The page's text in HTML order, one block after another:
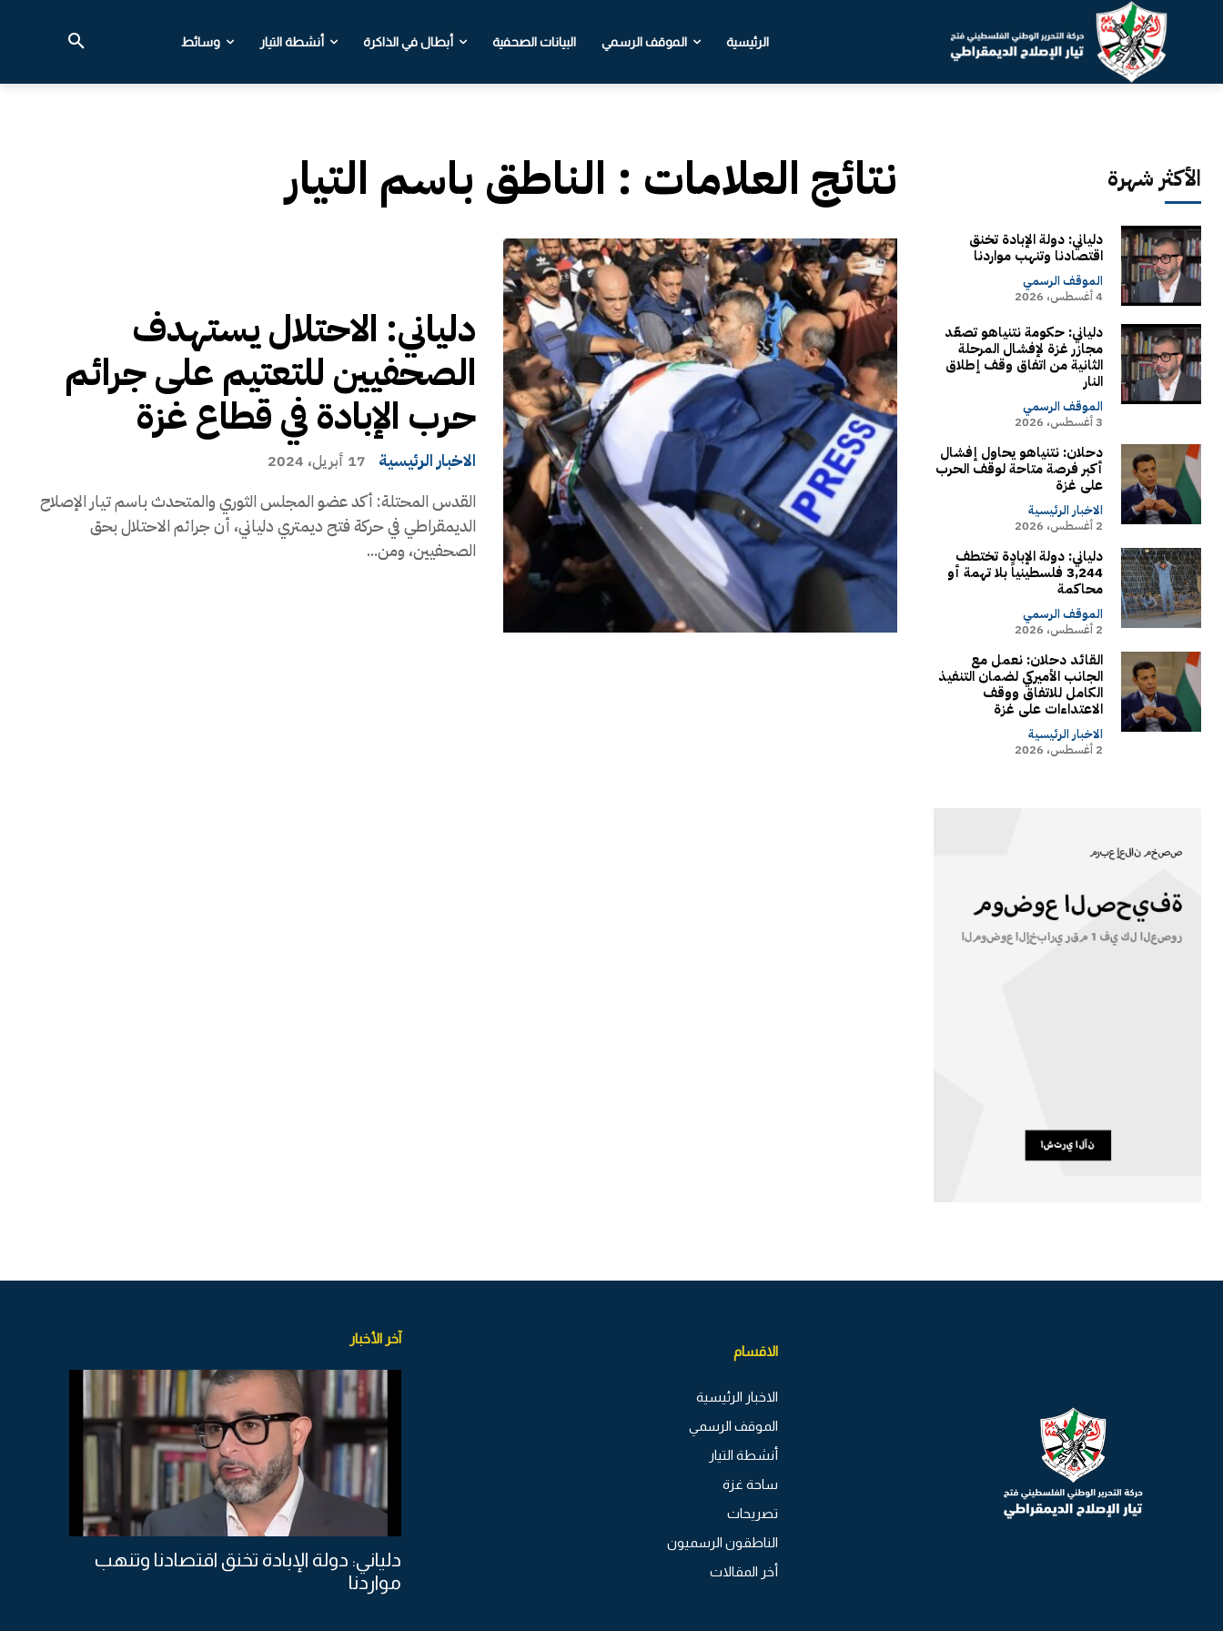
الرئيسية الموقف الرسمي البيانات الصحفية أبطال في الذاكرة أنشطة التيار وسائط
نتائج العلامات : الناطق باسم التيار
دلياني: الاحتلال يستهدف
الصحفيين للتعتيم على جرائم
حرب الإبادة في قطاع غزة
الاخبار الرئيسية 17 أبريل، 2024
القدس المحتلة: أكد عضو المجلس الثوري والمتحدث باسم تيار الإصلاح
الديمقراطي في حركة فتح ديمتري دلياني، أن جرائم الاحتلال بحق
الصحفيين، ومن...
الأكثر شهرة
دلياني: دولة الإبادة تخنق
اقتصادنا وتنهب مواردنا
الموقف الرسمي
4 أغسطس، 2026
دلياني: حكومة نتنياهو تصعّد
مجازر غزة لإفشال المرحلة
الثانية من اتفاق وقف إطلاق
النار
الموقف الرسمي
3 أغسطس، 2026
دحلان: نتنياهو يحاول إفشال
أكبر فرصة متاحة لوقف الحرب
على غزة
الاخبار الرئيسية
2 أغسطس، 2026
دلياني: دولة الإبادة تختطف
3,244 فلسطينياً بلا تهمة أو
محاكمة
الموقف الرسمي
2 أغسطس، 2026
القائد دحلان: نعمل مع
الجانب الأميركي لضمان التنفيذ
الكامل للاتفاق ووقف
الاعتداءات على غزة
الاخبار الرئيسية
2 أغسطس، 2026
الاقسام
الاخبار الرئيسية
الموقف الرسمي
أنشطة التيار
ساحة غزة
تصريحات
الناطقون الرسميون
أخر المقالات
آخر الأخبار
دلياني: دولة الإبادة تخنق اقتصادنا وتنهب
مواردنا